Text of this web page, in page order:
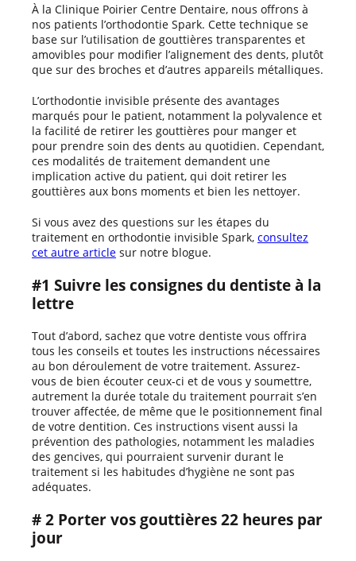
À la Clinique Poirier Centre Dentaire, nous offrons à
nos patients l’orthodontie Spark. Cette technique se
base sur l’utilisation de gouttières transparentes et
amovibles pour modifier l’alignement des dents, plutôt
que sur des broches et d’autres appareils métalliques.
L’orthodontie invisible présente des avantages
marqués pour le patient, notamment la polyvalence et
la facilité de retirer les gouttières pour manger et
pour prendre soin des dents au quotidien. Cependant,
ces modalités de traitement demandent une
implication active du patient, qui doit retirer les
gouttières aux bons moments et bien les nettoyer.
Si vous avez des questions sur les étapes du
traitement en orthodontie invisible Spark, consultez
cet autre article sur notre blogue.
#1 Suivre les consignes du dentiste à la
lettre
Tout d’abord, sachez que votre dentiste vous offrira
tous les conseils et toutes les instructions nécessaires
au bon déroulement de votre traitement. Assurez-
vous de bien écouter ceux-ci et de vous y soumettre,
autrement la durée totale du traitement pourrait s’en
trouver affectée, de même que le positionnement final
de votre dentition. Ces instructions visent aussi la
prévention des pathologies, notamment les maladies
des gencives, qui pourraient survenir durant le
traitement si les habitudes d’hygiène ne sont pas
adéquates.
# 2 Porter vos gouttières 22 heures par
jour